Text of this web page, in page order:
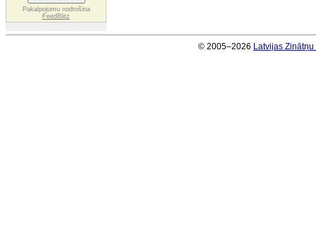
Pakalpojumu nodrošina
FeedBlitz
© 2005–2026 Latvijas